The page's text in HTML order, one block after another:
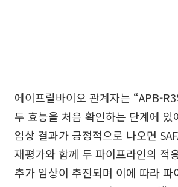
에이프릴바이오 관계자는 “APB-
두 효능을 처음 확인하는 단계에 있
임상 결과가 긍정적으로 나오면
재평가와 함께 두 파이프라인의 적
추가 임상이 추진되며 이에 따라 파